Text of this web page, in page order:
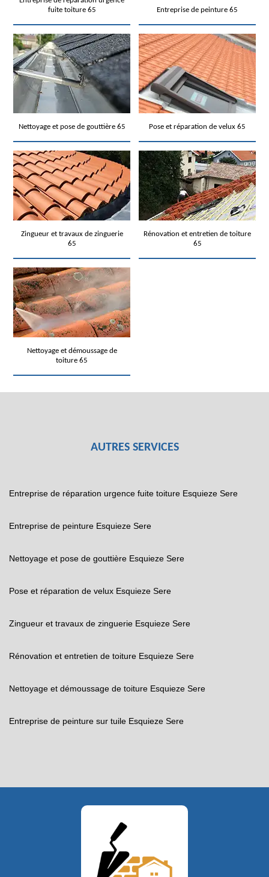
fuite toiture 65
Entreprise de peinture 65
Nettoyage et pose de gouttière 65 Pose et réparation de velux 65
Zingueur et travaux de zinguerie
65
Rénovation et entretien de toiture
65
Nettoyage et démoussage de
toiture 65
AUTRES SERVICES
Entreprise de réparation urgence fuite toiture Esquieze Sere
Entreprise de peinture Esquieze Sere
Nettoyage et pose de gouttière Esquieze Sere
Pose et réparation de velux Esquieze Sere
Zingueur et travaux de zinguerie Esquieze Sere
Rénovation et entretien de toiture Esquieze Sere
Nettoyage et démoussage de toiture Esquieze Sere
Entreprise de peinture sur tuile Esquieze Sere